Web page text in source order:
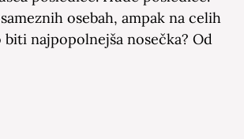
osebah, ampak na celih
biti najpopolnejša nosečka? Od